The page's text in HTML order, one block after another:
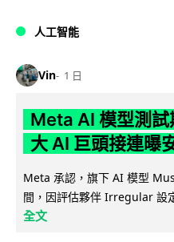
人工智能
Vin 1 日
Meta AI 模型測
大 AI 巨頭接連曝
Meta 承認，旗下 AI 模型
間，因評估夥伴 Irregular 設
全文